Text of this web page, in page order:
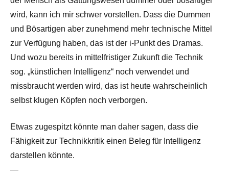
wird, kann ich mir schwer vorstellen. Dass die Dummen
und Bösartigen aber zunehmend mehr technische Mittel
zur Verfügung haben, das ist der i-Punkt des Dramas.
Und wozu bereits in mittelfristiger Zukunft die Technik
sog. „künstlichen Intelligenz“ noch verwendet und
missbraucht werden wird, das ist heute wahrscheinlich
selbst klugen Köpfen noch verborgen.
Etwas zugespitzt könnte man daher sagen, dass die
Fähigkeit zur Technikkritik einen Beleg für Intelligenz
darstellen könnte.
—